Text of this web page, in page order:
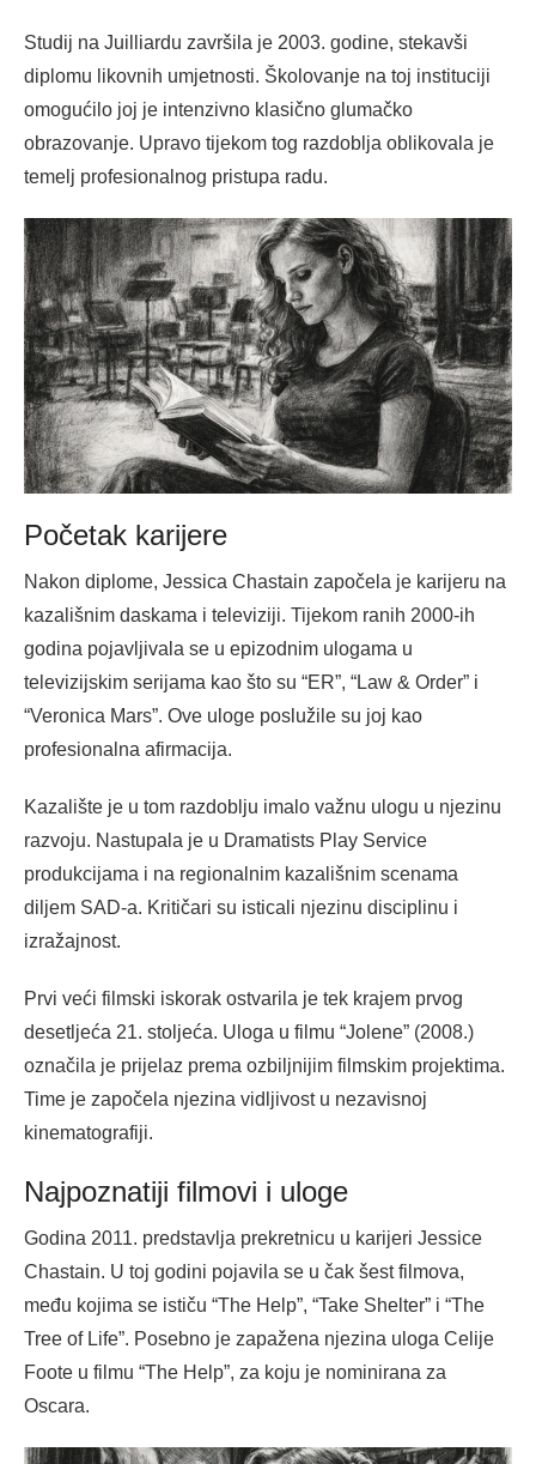
Studij na Juilliardu završila je 2003. godine, stekavši
diplomu likovnih umjetnosti. Školovanje na toj instituciji
omogućilo joj je intenzivno klasično glumačko
obrazovanje. Upravo tijekom tog razdoblja oblikovala je
temelj profesionalnog pristupa radu.
Početak karijere
Nakon diplome, Jessica Chastain započela je karijeru na
kazališnim daskama i televiziji. Tijekom ranih 2000-ih
godina pojavljivala se u epizodnim ulogama u
televizijskim serijama kao što su “ER”, “Law & Order” i
“Veronica Mars”. Ove uloge poslužile su joj kao
profesionalna afirmacija.
Kazalište je u tom razdoblju imalo važnu ulogu u njezinu
razvoju. Nastupala je u Dramatists Play Service
produkcijama i na regionalnim kazališnim scenama
diljem SAD-a. Kritičari su isticali njezinu disciplinu i
izražajnost.
Prvi veći filmski iskorak ostvarila je tek krajem prvog
desetljeća 21. stoljeća. Uloga u filmu “Jolene” (2008.)
označila je prijelaz prema ozbiljnijim filmskim projektima.
Time je započela njezina vidljivost u nezavisnoj
kinematografiji.
Najpoznatiji filmovi i uloge
Godina 2011. predstavlja prekretnicu u karijeri Jessice
Chastain. U toj godini pojavila se u čak šest filmova,
među kojima se ističu “The Help”, “Take Shelter” i “The
Tree of Life”. Posebno je zapažena njezina uloga Celije
Foote u filmu “The Help”, za koju je nominirana za
Oscara.